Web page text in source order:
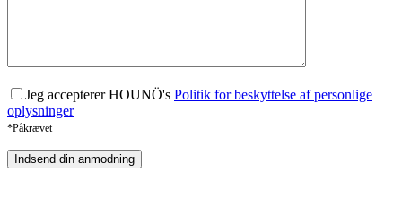
Jeg accepterer HOUNÖ's Politik for beskyttelse af personlige
oplysninger
*Påkrævet